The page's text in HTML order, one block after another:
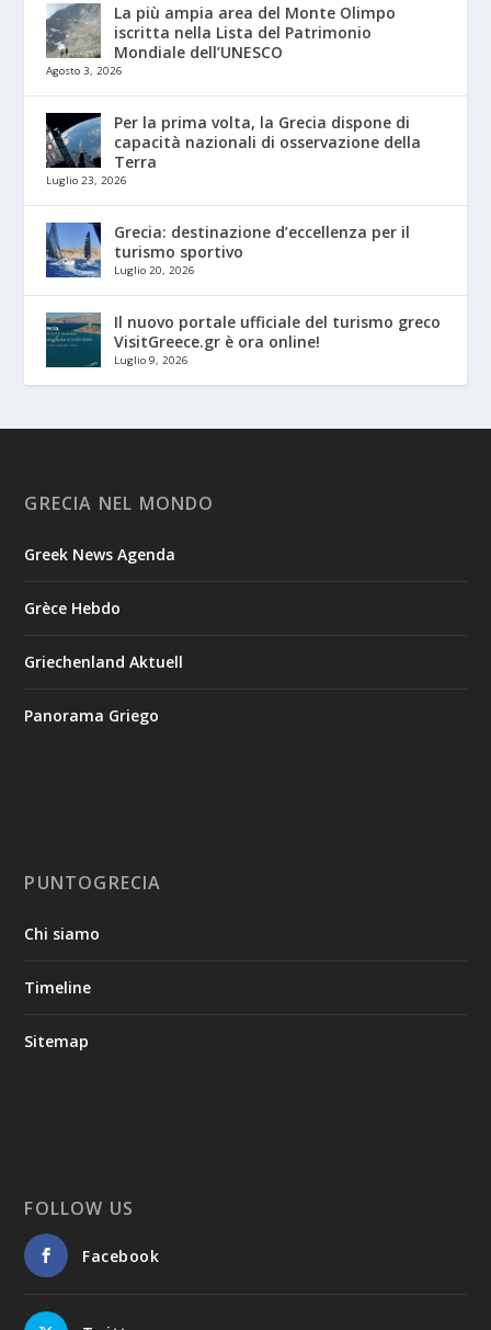
La più ampia area del Monte Olimpo
iscritta nella Lista del Patrimonio
Mondiale dell’UNESCO
Agosto 3, 2026
Per la prima volta, la Grecia dispone di
capacità nazionali di osservazione della
Terra
Luglio 23, 2026
Grecia: destinazione d’eccellenza per il
turismo sportivo
Luglio 20, 2026
Il nuovo portale ufficiale del turismo greco
VisitGreece.gr è ora online!
Luglio 9, 2026
GRECIA NEL MONDO
Greek News Agenda
Grèce Hebdo
Griechenland Aktuell
Panorama Griego
PUNTOGRECIA
Chi siamo
Timeline
Sitemap
FOLLOW US
Facebook